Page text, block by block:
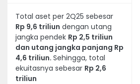
Total aset per 2Q25 sebesar
Rp 9,6 triliun dengan utang
jangka pendek Rp 2,5 triliun
dan utang jangka panjang Rp
4,6 triliun. Sehingga, total
ekuitasnya sebesar Rp 2,6
triliun